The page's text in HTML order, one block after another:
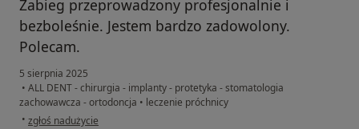
Zabieg przeprowadzony profesjonalnie i
bezboleśnie. Jestem bardzo zadowolony.
Polecam.
5 sierpnia 2025
• ALL DENT - chirurgia - implanty - protetyka - stomatologia
zachowawcza - ortodoncja • leczenie próchnicy
• w opinii użytkownika Adam B.
zgłoś nadużycie